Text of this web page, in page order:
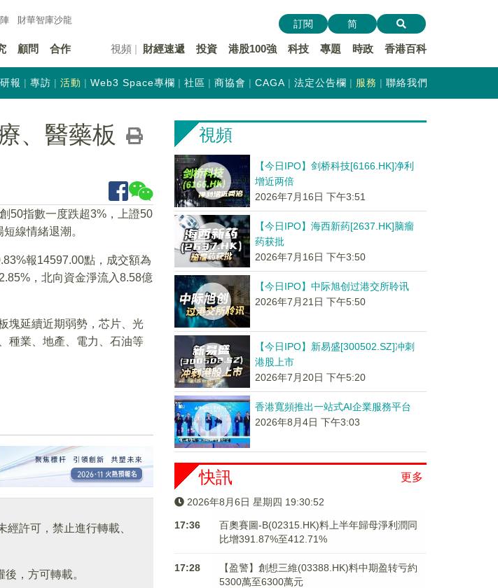
財華智庫沙龍
顧問 合作 視頻 財經速遞 投資 港股100強 科技 專題 時政 香港百科
訂閱 简
研報 專訪 活動 Web3 Space專欄 社區 商協會 CAGA 法定公告欄 服務 聯絡我們
、醫藥板
50指數一度跌超3%，上證50
線情緒退潮。
報14597.00點，成交額為
，北向資金淨流入8.58億
塊延續近期弱勢，芯片、光
種業、地產、電力、石油等
許可，禁止進行轉載、
後，方可轉載。
視頻
【今日IPO】剑桥科技[6166.HK]净利
增近两倍
2026年7月16日 下午3:51
【今日IPO】海西新药[2637.HK]脑瘤
药获批
2026年7月16日 下午3:50
【今日IPO】中际旭创过港交所聆讯
2026年7月21日 下午5:50
【今日IPO】新易盛[300502.SZ]冲刺
港股上市
2026年7月20日 下午5:20
香港寬頻推出一站式AI企業服務平台
2026年8月4日 下午3:03
更多
快訊
2026年8月6日 星期四 19:30:53
17:36
百奧賽圖-B(02315.HK)料上半年歸母淨利潤同
比增391.87%至412.71%
17:28
【盈警】創想三維(03388.HK)料中期盈转亏約
5300萬至6300萬元